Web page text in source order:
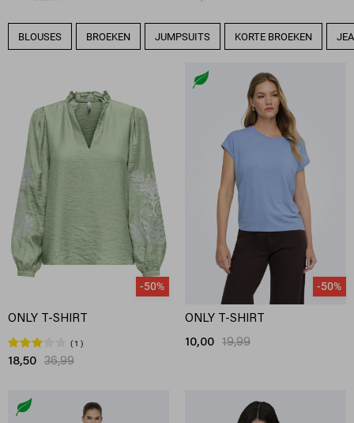
BLOUSES BROEKEN JUMPSUITS KORTE BROEKEN
-50%
ONLY T-SHIRT
1
18,50 36,99
-50%
ONLY T-SHIRT
10,00 19,99